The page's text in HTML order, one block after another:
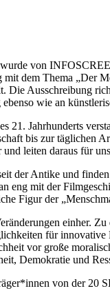
von
dem Thema „Der
Die Ausschreibung
wie an
21. Jahrhunderts
bis zur täglichen
leiten daraus für
der Antike und
eng mit der
Figur der
einher.
für
vor große
Demokratie und
von der 20